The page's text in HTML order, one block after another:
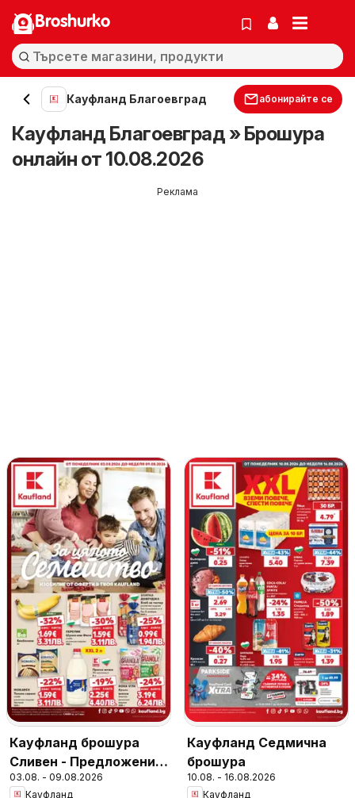
Broshurko
Кауфланд Благоевград абонирайте се
Кауфланд Благоевград » Брошура
онлайн от 10.08.2026
Реклама
Кауфланд брошура
Сливен - Предложения
за цялото семейство
03.08. - 09.08.2026
Кауфланд
Кауфланд Седмична
брошура
10.08. - 16.08.2026
Кауфланд